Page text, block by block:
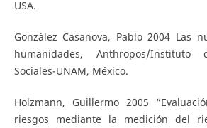
USA.
González Casanova, Pablo 2004 Las
humanidades, Anthropos/Instituto
Sociales-UNAM, México.
Holzmann, Guillermo 2005
riesgos mediante la medición del